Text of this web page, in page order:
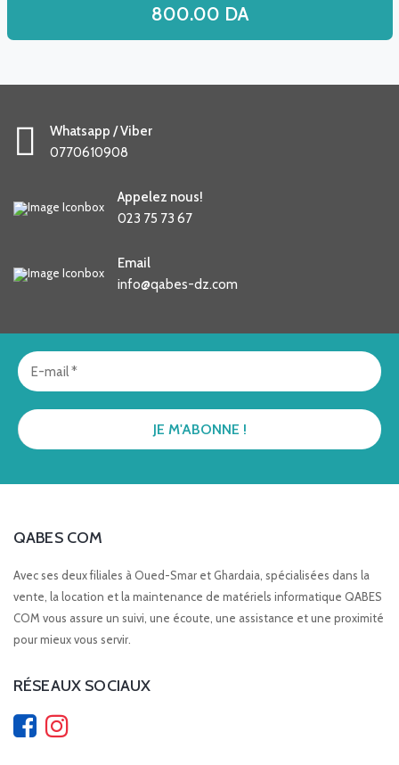
800.00 DA
Whatsapp / Viber
0770610908
Appelez nous!
023 75 73 67
Email
info@qabes-dz.com
QABES COM
Avec ses deux filiales à Oued-Smar et Ghardaia, spécialisées dans la
vente, la location et la maintenance de matériels informatique QABES
COM vous assure un suivi, une écoute, une assistance et une proximité
pour mieux vous servir.
RÉSEAUX SOCIAUX